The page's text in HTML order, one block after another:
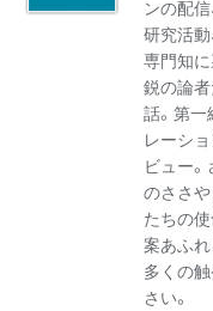
ンの配
研究活動
専門知
鋭の論
話。第
レーシ
ビュー
のささ
たちの
案あふ
多くの
さい。